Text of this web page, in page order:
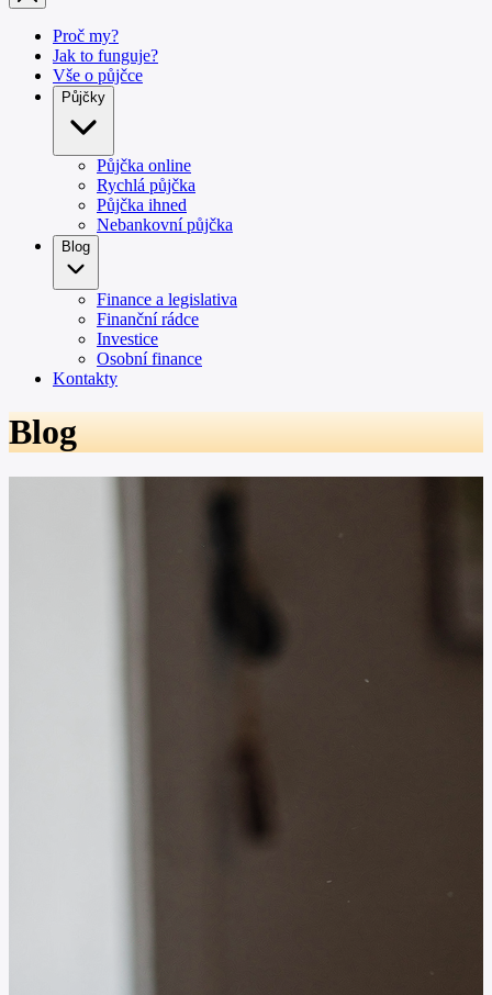
Proč my?
Jak to funguje?
Vše o půjčce
Půjčky
Půjčka online
Rychlá půjčka
Půjčka ihned
Nebankovní půjčka
Blog
Finance a legislativa
Finanční rádce
Investice
Osobní finance
Kontakty
Blog